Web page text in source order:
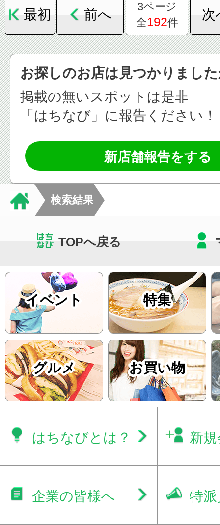
最初 前へ
3ページ
全192件
次
お探しのお店は見つかりまし
掲載の無いスポットは是非
「はちなび」に報告ください！
新店舗報告をする
検索結果
TOPへ戻る
イベント 特集
グルメ お買い物
はちなびとは？ 新
企業の皆様へ 特